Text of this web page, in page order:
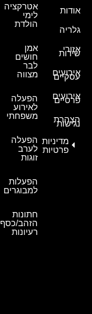
אודות
גלריה
אזורי
שירות
אירועים
עסקיים
אירועים
פרטיים
הצהרת
נגישות
מדיניות
פרטיות
אטרקציה
לימי
הולדת
אמן
חושים
לבר
מצווה
הפעלה
לאירוע
משפחתי
הפעלה
לערב
זוגות
הפעלות
למבוגרים
חתונות
הזהב/כסף
רעיונות